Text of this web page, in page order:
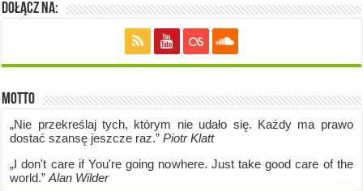
Dołącz na:
Motto
„Nie przekreślaj tych, którym nie udało się. Każdy ma prawo
dostać szansę jeszcze raz.”Piotr Klatt
„I don't care if You're going nowhere. Just take good care of the
world.”Alan Wilder